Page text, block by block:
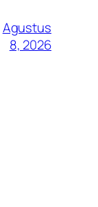
Agustus
8, 2026